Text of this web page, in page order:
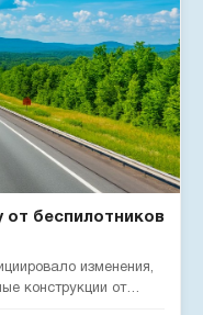
беспилотников
изменения,
конструкции от